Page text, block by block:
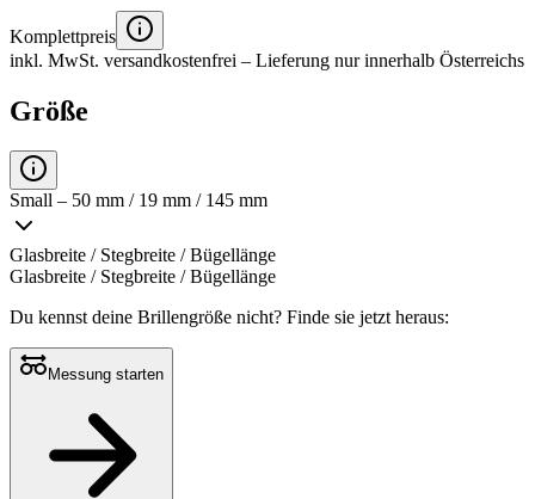
Komplettpreis
inkl. MwSt. versandkostenfrei – Lieferung nur innerhalb Österreichs
Größe
Small – 50 mm / 19 mm / 145 mm
Glasbreite / Stegbreite / Bügellänge
Glasbreite / Stegbreite / Bügellänge
Du kennst deine Brillengröße nicht? Finde sie jetzt heraus:
Messung starten